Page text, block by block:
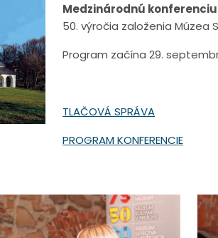
Medzinárodnú
50. výročia založenia Múzea
Program začína 29.
TLAČOVÁ SPRÁVA
PROGRAM KONFERENCIE